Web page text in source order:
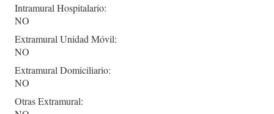
Intramural Hospitalario:
NO
Extramural Unidad Móvil:
NO
Extramural Domiciliario:
NO
Otras Extramural: